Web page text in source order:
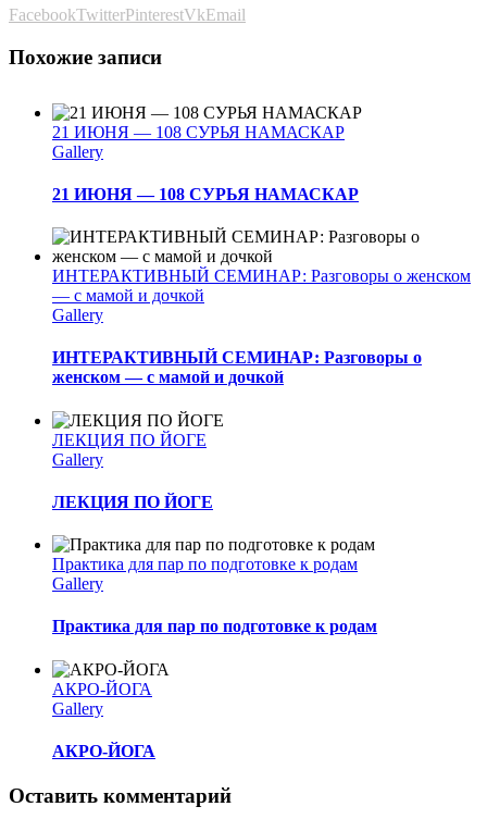
FacebookTwitterPinterestVkEmail
Похожие записи
21 ИЮНЯ — 108 СУРЬЯ НАМАСКАР
Gallery
21 ИЮНЯ — 108 СУРЬЯ НАМАСКАР
ИНТЕРАКТИВНЫЙ СЕМИНАР: Разговоры о женском
— с мамой и дочкой
Gallery
ИНТЕРАКТИВНЫЙ СЕМИНАР: Разговоры о
женском — с мамой и дочкой
ЛЕКЦИЯ ПО ЙОГЕ
Gallery
ЛЕКЦИЯ ПО ЙОГЕ
Практика для пар по подготовке к родам
Gallery
Практика для пар по подготовке к родам
АКРО-ЙОГА
Gallery
АКРО-ЙОГА
Оставить комментарий